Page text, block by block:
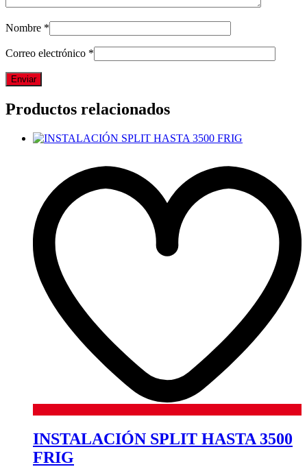
Nombre *
Correo electrónico *
Productos relacionados
INSTALACIÓN SPLIT HASTA 3500
FRIG